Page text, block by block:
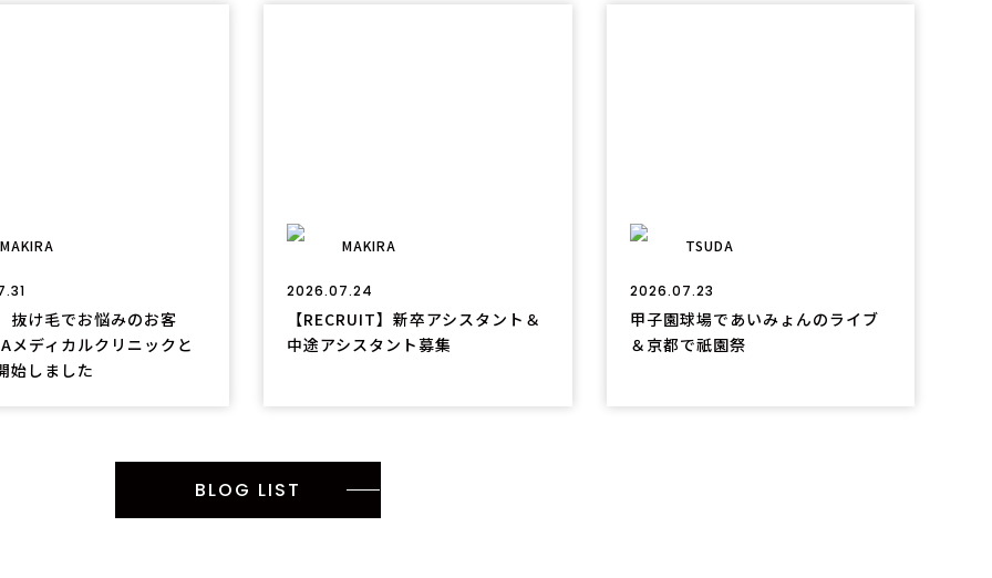
MAKIRA
抜け毛でお悩みのお客
メディカルクリニックと
始しました
MAKIRA
2026.07.24
【RECRUIT】新卒アシスタント＆
中途アシスタント募集
TSUDA
2026.07.23
甲子園球場であいみょんのライブ
＆京都で祇園祭
BLOG LIST